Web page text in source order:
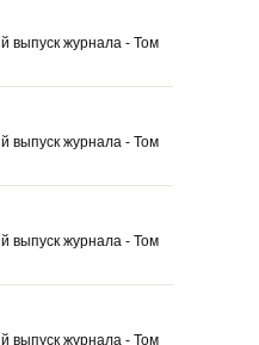
выпуск журнала - Том
выпуск журнала - Том
выпуск журнала - Том
выпуск журнала - Том